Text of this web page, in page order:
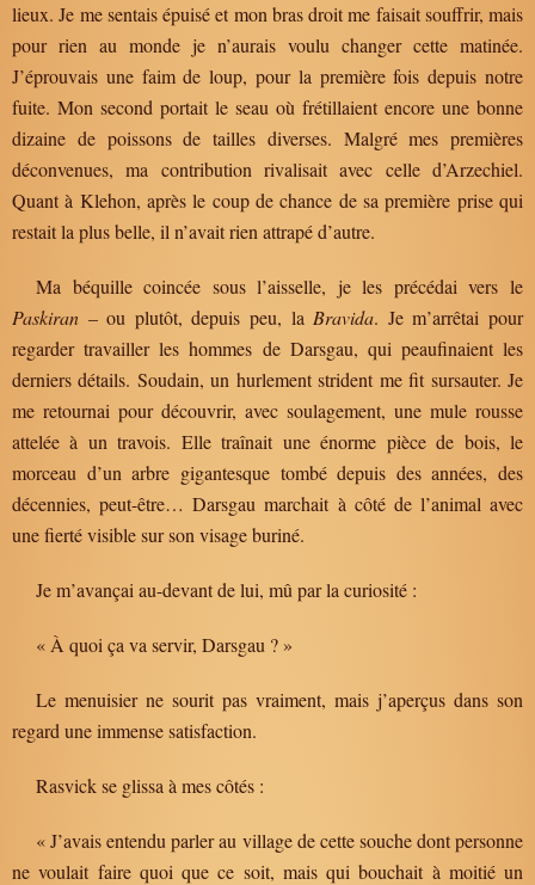
lieux. Je me sentais épuisé et mon bras droit me faisait souffrir, mais
pour rien au monde je n’aurais voulu changer cette matinée.
J’éprouvais une faim de loup, pour la première fois depuis notre
fuite. Mon second portait le seau où frétillaient encore une bonne
dizaine de poissons de tailles diverses. Malgré mes premières
déconvenues, ma contribution rivalisait avec celle d’Arzechiel.
Quant à Klehon, après le coup de chance de sa première prise qui
restait la plus belle, il n’avait rien attrapé d’autre.
Ma béquille coincée sous l’aisselle, je les précédai vers le
Paskiran – ou plutôt, depuis peu, la Bravida. Je m’arrêtai pour
regarder travailler les hommes de Darsgau, qui peaufinaient les
derniers détails. Soudain, un hurlement strident me fit sursauter. Je
me retournai pour découvrir, avec soulagement, une mule rousse
attelée à un travois. Elle traînait une énorme pièce de bois, le
morceau d’un arbre gigantesque tombé depuis des années, des
décennies, peut-être… Darsgau marchait à côté de l’animal avec
une fierté visible sur son visage buriné.
Je m’avançai au-devant de lui, mû par la curiosité :
« À quoi ça va servir, Darsgau ? »
Le menuisier ne sourit pas vraiment, mais j’aperçus dans son
regard une immense satisfaction.
Rasvick se glissa à mes côtés :
« J’avais entendu parler au village de cette souche dont personne
ne voulait faire quoi que ce soit, mais qui bouchait à moitié un